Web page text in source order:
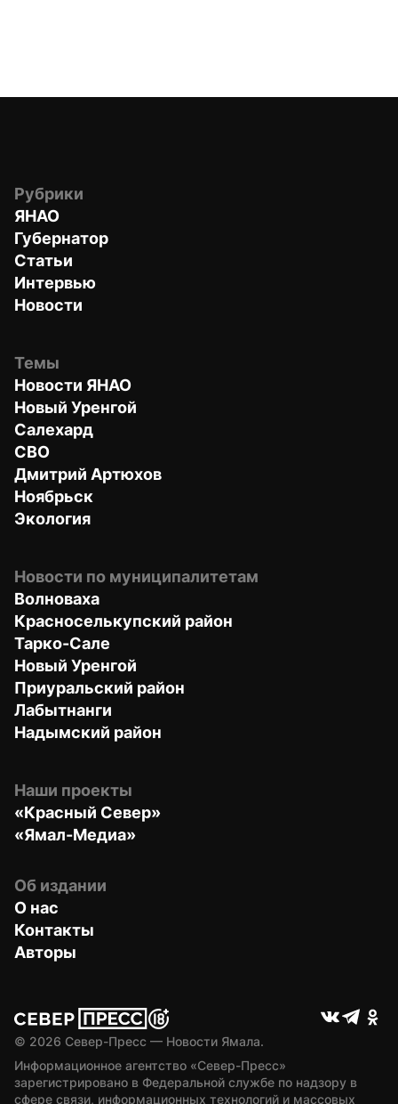
Рубрики
ЯНАО
Губернатор
Статьи
Интервью
Новости
Темы
Новости ЯНАО
Новый Уренгой
Салехард
СВО
Дмитрий Артюхов
Ноябрьск
Экология
Новости по муниципалитетам
Волноваха
Красноселькупский район
Тарко-Сале
Новый Уренгой
Приуральский район
Лабытнанги
Надымский район
Наши проекты
«Красный Север»
«Ямал-Медиа»
Об издании
О нас
Контакты
Авторы
© 2026 Север-Пресс — Новости Ямала.
Информационное агентство «Север-Пресс»
зарегистрировано в Федеральной службе по надзору в
сфере связи, информационных технологий и массовых